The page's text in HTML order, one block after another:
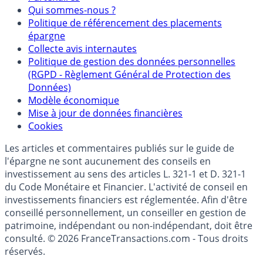
Mentions légales et Conditions d’utilisation
Partenaires
Qui sommes-nous ?
Politique de référencement des placements
épargne
Collecte avis internautes
Politique de gestion des données personnelles
(RGPD - Règlement Général de Protection des
Données)
Modèle économique
Cookies
Les articles et commentaires publiés sur le guide de
l'épargne ne sont aucunement des conseils en
investissement au sens des articles L. 321-1 et D. 321-1
du Code Monétaire et Financier. L'activité de conseil en
investissements financiers est réglementée. Afin d'être
conseillé personnellement, un conseiller en gestion de
patrimoine, indépendant ou non-indépendant, doit être